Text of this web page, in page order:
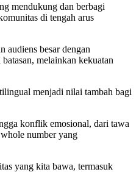
mendukung dan berbagi
di tengah arus
audiens besar dengan
melainkan kekuatan
menjadi nilai tambah bagi
konflik emosional, dari tawa
number yang
yang kita bawa, termasuk